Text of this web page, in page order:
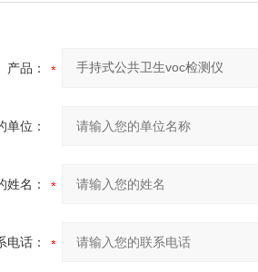
产品：
单位：
姓名：
电话：